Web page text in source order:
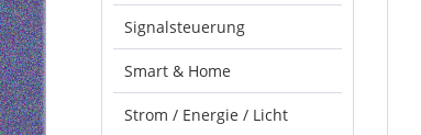
Signalsteuerung
Smart & Home
Strom / Energie / Licht